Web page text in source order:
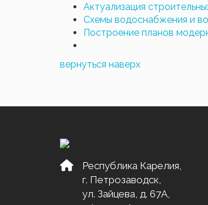
Актуализация
Схемы водоснабжения и
Построение планов
вернуться наверх
Республика Карелия,
г. Петрозаводск,
ул. Зайцева, д. 67А,